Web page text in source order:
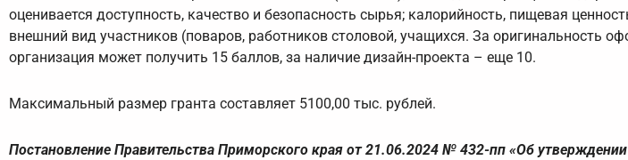
оценивается доступность, качество и безопасность сырья; калорийность, пищевая
внешний вид участников (поваров, работников столовой, учащихся. За оригинальность
организация может получить 15 баллов, за наличие дизайн-проекта – еще 10.
Максимальный размер гранта составляет 5100,00 тыс. рублей.
Постановление Правительства Приморского края от 21.06.2024 № 432-пп «Об